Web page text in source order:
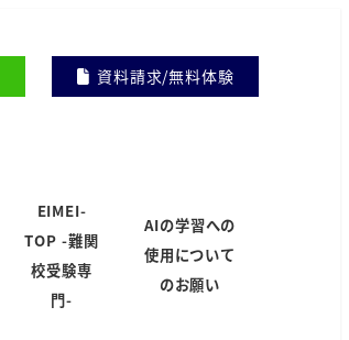
資料請求/無料体験
EIMEI-
TOP -難関
校受験専
門-
AIの学習への
使用について
のお願い